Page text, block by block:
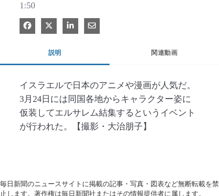
1:50
Facebook で共有
Xで共有する
LinkedIn で共有
電子メールで共有
説明 関連動画
イスラエルで日本のアニメや漫画が人気だ。
3月24日には同国各地からキャラクター姿に
仮装してエルサレム結集するというイベント
が行われた。【撮影・大治朋子】
毎日新聞のニュースサイトに掲載の記事・写真・図表など無断転載を禁
止します。著作権は毎日新聞社またはその情報提供者に属します。